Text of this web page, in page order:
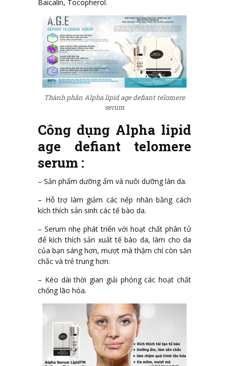
Baicalin, Tocopherol.
Thành phần Alpha lipid age defiant telomere
serum
Công dụng Alpha lipid
age defiant telomere
serum :
– Sản phẩm dưỡng ẩm và nuôi dưỡng làn da.
– Hỗ trợ làm giảm các nếp nhăn bằng cách
kích thích sản sinh các tế bào da.
– Serum nhẹ phát triển với hoạt chất phân tử
để kích thích sản xuất tế bào da, làm cho da
của bạn sáng hơn, mượt mà thậm chí còn săn
chắc và trẻ trung hơn.
– Kéo dài thời gian giải phóng các hoạt chất
chống lão hóa.